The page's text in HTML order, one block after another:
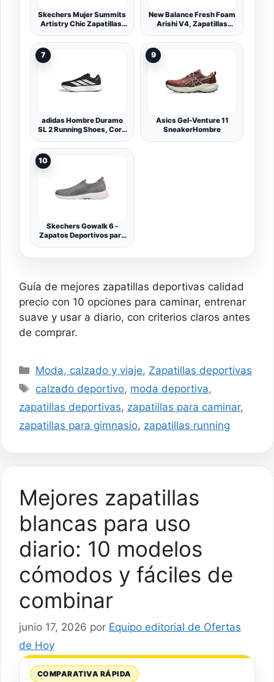
Skechers Mujer Summits
Artistry Chic Zapatillas,
Trim, 35 EU
New Balance Fresh Foam
Arishi V4, Zapatillas
7
adidas Hombre Duramo
SL 2 Running Shoes, Core
Five, 36 EU
9
Asics Gel-Venture 11
SneakerHombre
10
Skechers Gowalk 6 -
Zapatos Deportivos para
Guía de mejores zapatillas deportivas calidad
precio con 10 opciones para caminar, entrenar
suave y usar a diario, con criterios claros antes
de comprar.
Categorías
Moda, calzado y viaje, Zapatillas deportivas
Etiquetas
calzado deportivo, moda deportiva,
zapatillas deportivas, zapatillas para caminar,
zapatillas para gimnasio, zapatillas running
Mejores zapatillas
blancas para uso
diario: 10 modelos
cómodos y fáciles de
combinar
junio 17, 2026 por Equipo editorial de Ofertas
de Hoy
COMPARATIVA RÁPIDA